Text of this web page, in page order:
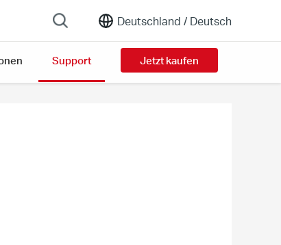
Deutschland / Deutsch
Support Jetzt kaufen